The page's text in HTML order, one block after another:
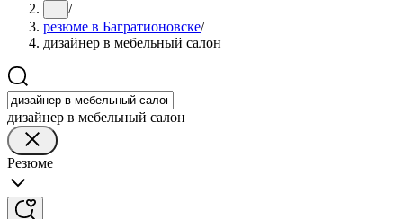
... /
резюме в Багратионовске/
дизайнер в мебельный салон
дизайнер в мебельный салон
Резюме